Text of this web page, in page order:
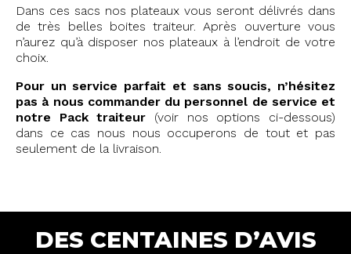
Dans ces sacs nos plateaux vous seront délivrés dans
de très belles boites traiteur. Après ouverture vous
n’aurez qu’à disposer nos plateaux à l’endroit de votre
choix.
Pour un service parfait et sans soucis, n’hésitez
pas à nous commander du personnel de service et
notre Pack traiteur (voir nos options ci-dessous)
dans ce cas nous nous occuperons de tout et pas
seulement de la livraison.
DES CENTAINES D’AVIS